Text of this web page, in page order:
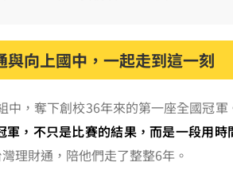
向上國中，一起走到這一刻
，奪下創校36年來的第一座全國冠軍
軍，不只是比賽的結果，而是一段用時
理財通，陪他們走了整整6年。